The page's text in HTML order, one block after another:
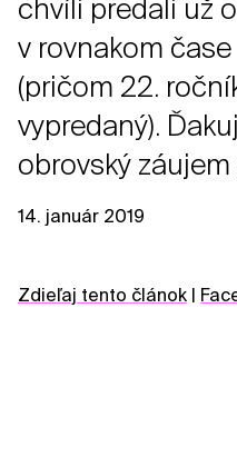
chvíli predali už
v rovnakom
(pričom 22.
vypredaný).
obrovský záujem
14. január 2019
Zdieľaj tento článok